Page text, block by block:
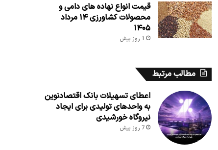
قیمت انواع نهاده های دامی و
محصولات کشاورزی ۱۴ مرداد
۱۴۰۵
1 روز پیش
مطالب مرتبط
اعطای تسهیلات بانک اقتصادنوین
به واحدهای تولیدی برای ایجاد
نیروگاه خورشیدی
7 روز پیش